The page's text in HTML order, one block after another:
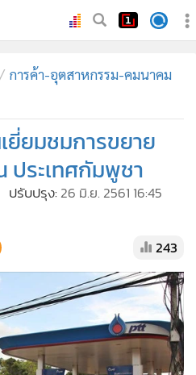
การค้า-อุตสาหกรรม-คมนาคม
ยี่ยมชมการขยาย
ประเทศกัมพูชา
ปรับปรุง: 26 มิ.ย. 2561 16:45
243